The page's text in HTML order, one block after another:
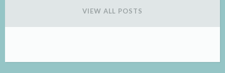
VIEW ALL POSTS